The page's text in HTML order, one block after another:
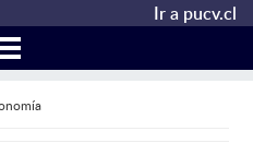
Ir a pucv.cl